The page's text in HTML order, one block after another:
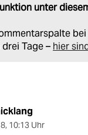
unter
Tage – hier
, 10:13 Uhr